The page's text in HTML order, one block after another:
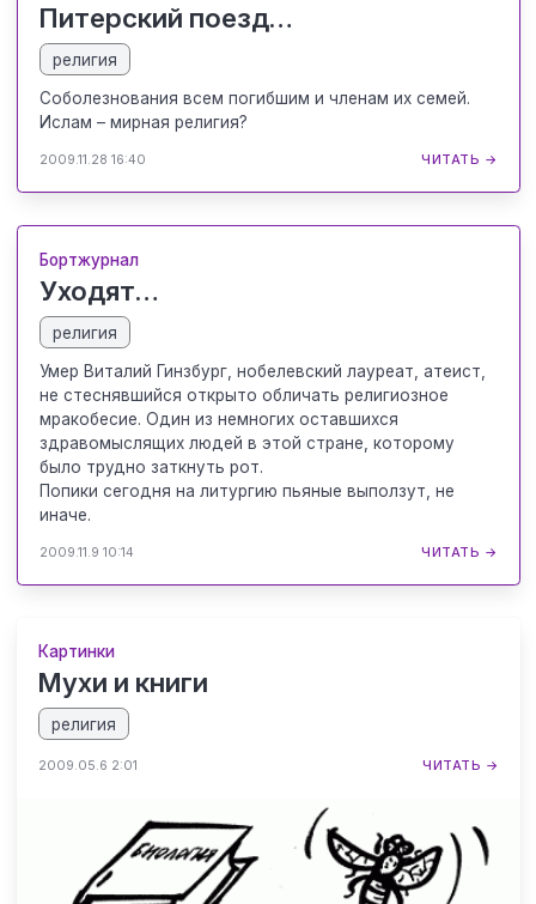
Питерский поезд…
религия
Соболезнования всем погибшим и членам их семей.
Ислам – мирная религия?
2009.11.28 16:40 ЧИТАТЬ →
Бортжурнал
Уходят…
религия
Умер Виталий Гинзбург, нобелевский лауреат, атеист,
не стеснявшийся открыто обличать религиозное
мракобесие. Один из немногих оставшихся
здравомыслящих людей в этой стране, которому
было трудно заткнуть рот.
Попики сегодня на литургию пьяные выползут, не
иначе.
2009.11.9 10:14 ЧИТАТЬ →
Картинки
Мухи и книги
религия
2009.05.6 2:01 ЧИТАТЬ →